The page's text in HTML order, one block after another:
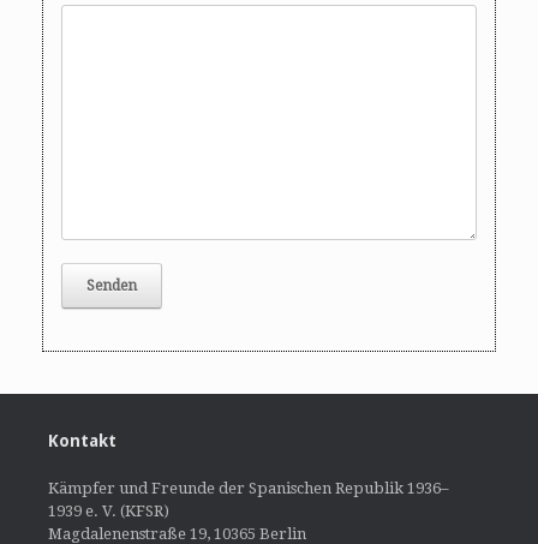
Kontakt
Kämpfer und Freunde der Spanischen Republik 1936–
1939 e. V. (KFSR)
Magdalenenstraße 19, 10365 Berlin